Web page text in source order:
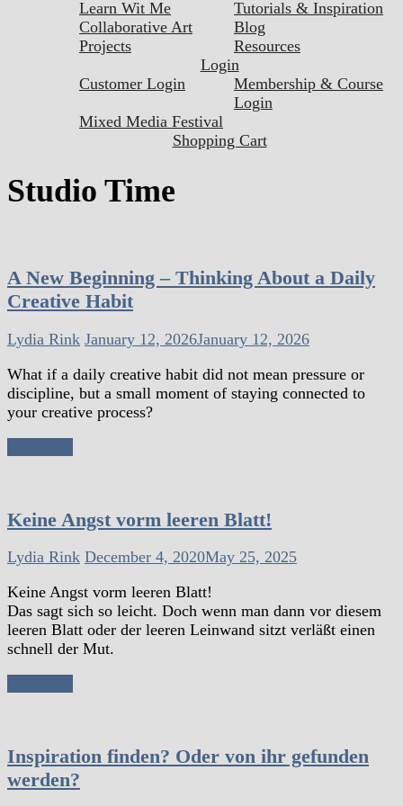
Learn Wit Me
Tutorials & Inspiration
Collaborative Art
Projects
Blog
Resources
Login
Customer Login
Membership & Course
Login
Mixed Media Festival
Shopping Cart
Studio Time
A New Beginning – Thinking About a Daily
Creative Habit
Lydia Rink January 12, 2026January 12, 2026
What if a daily creative habit did not mean pressure or
discipline, but a small moment of staying connected to
your creative process?
Keine Angst vorm leeren Blatt!
Lydia Rink December 4, 2020May 25, 2025
Keine Angst vorm leeren Blatt!
Das sagt sich so leicht. Doch wenn man dann vor diesem
leeren Blatt oder der leeren Leinwand sitzt verläßt einen
schnell der Mut.
Inspiration finden? Oder von ihr gefunden
werden?